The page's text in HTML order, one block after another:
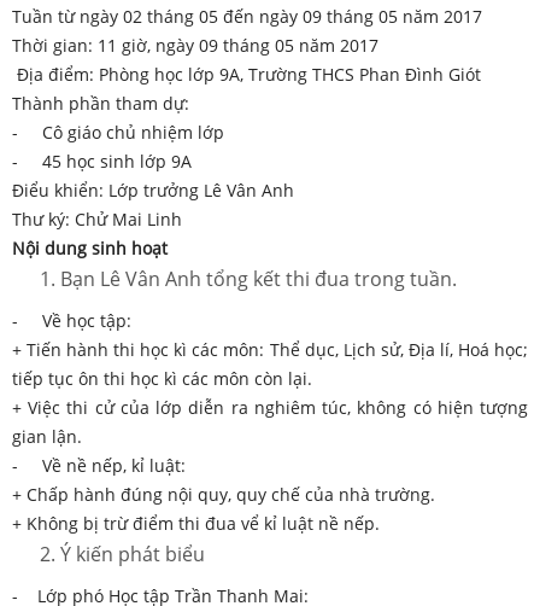
Tuần từ ngày 02 tháng 05 đến ngày 09 tháng 05 năm 2017
Thời gian: 11 giờ, ngày 09 tháng 05 năm 2017
Địa điểm: Phòng học lớp 9A, Trường THCS Phan Đình Giót
Thành phần tham dự:
- Cô giáo chủ nhiệm lớp
- 45 học sinh lớp 9A
Điểu khiển: Lớp trưởng Lê Vân Anh
Thư ký: Chử Mai Linh
Nội dung sinh hoạt
Bạn Lê Vân Anh tổng kết thi đua trong tuần.
- Về học tập:
+ Tiến hành thi học kì các môn: Thể dục, Lịch sử, Địa lí, Hoá học;
tiếp tục ôn thi học kì các môn còn lại.
+ Việc thi cử của lớp diễn ra nghiêm túc, không có hiện tượng
gian lận.
- Về nề nếp, kỉ luật:
+ Chấp hành đúng nội quy, quy chế của nhà trường.
+ Không bị trừ điểm thi đua vể kỉ luật nề nếp.
Ý kiến phát biểu
- Lớp phó Học tập Trần Thanh Mai: